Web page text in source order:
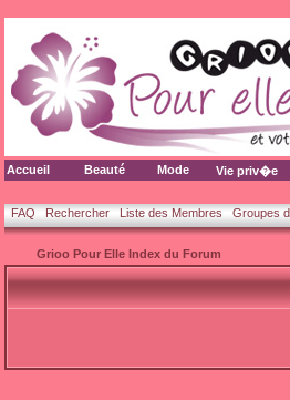
Accueil Beauté Mode Vie priv�e
FAQ Rechercher Liste des Membres Groupes
Grioo Pour Elle Index du Forum